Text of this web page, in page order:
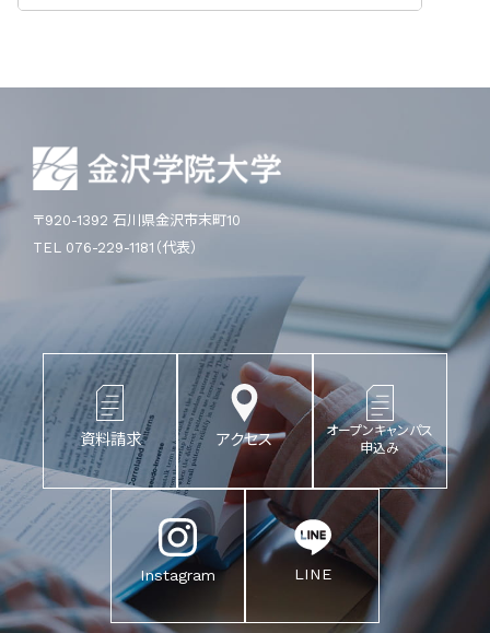
〒920-1392 石川県金沢市末町10
TEL 076-229-1181（代表）
資料請求 アクセス
オープンキャンパス
申込み
Instagram LINE